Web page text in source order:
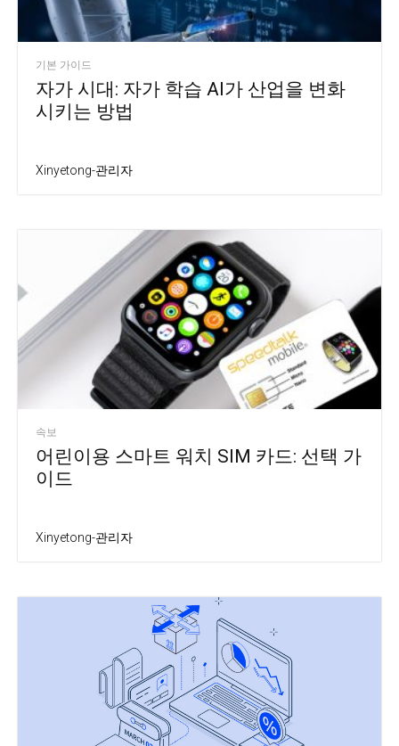
기본 가이드
자가 시대: 자가 학습 AI가 산업을 변화
시키는 방법
Xinyetong-관리자
속보
어린이용 스마트 워치 SIM 카드: 선택 가
이드
Xinyetong-관리자